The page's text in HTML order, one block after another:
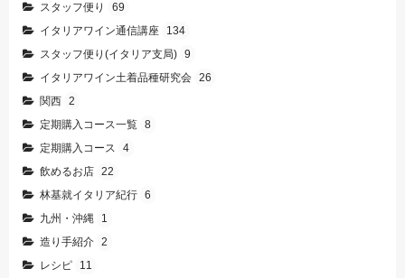
スタッフ便り
69
イタリアワイン通信講座
134
スタッフ便り(イタリア支局) 9
イタリアワイン土着品種研究会 26
関西 2
定期購入コース一覧 8
定期購入コース
4
飲めるお店 22
林基就イタリア紀行 6
九州・沖縄
1
造り手紹介 2
レシピ
11